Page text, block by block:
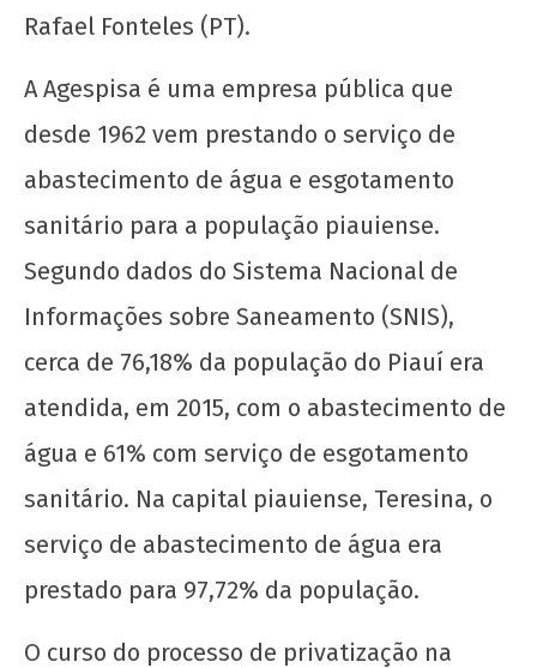
12 de
de
2026
CN
As eleições de DCE e os rumos do Movimento
Estudantil da UFPI
12 de
março
de
2026
CN
UJC
Rafael Fonteles (PT).
A Agespisa é uma empresa pública que
desde 1962 vem prestando o serviço de
abastecimento de água e esgotamento
sanitário para a população piauiense.
Segundo dados do Sistema Nacional de
Informações sobre Saneamento (SNIS),
cerca de 76,18% da população do Piauí era
atendida, em 2015, com o abastecimento de
água e 61% com serviço de esgotamento
sanitário. Na capital piauiense, Teresina, o
serviço de abastecimento de água era
prestado para 97,72% da população.
O curso do processo de privatização na